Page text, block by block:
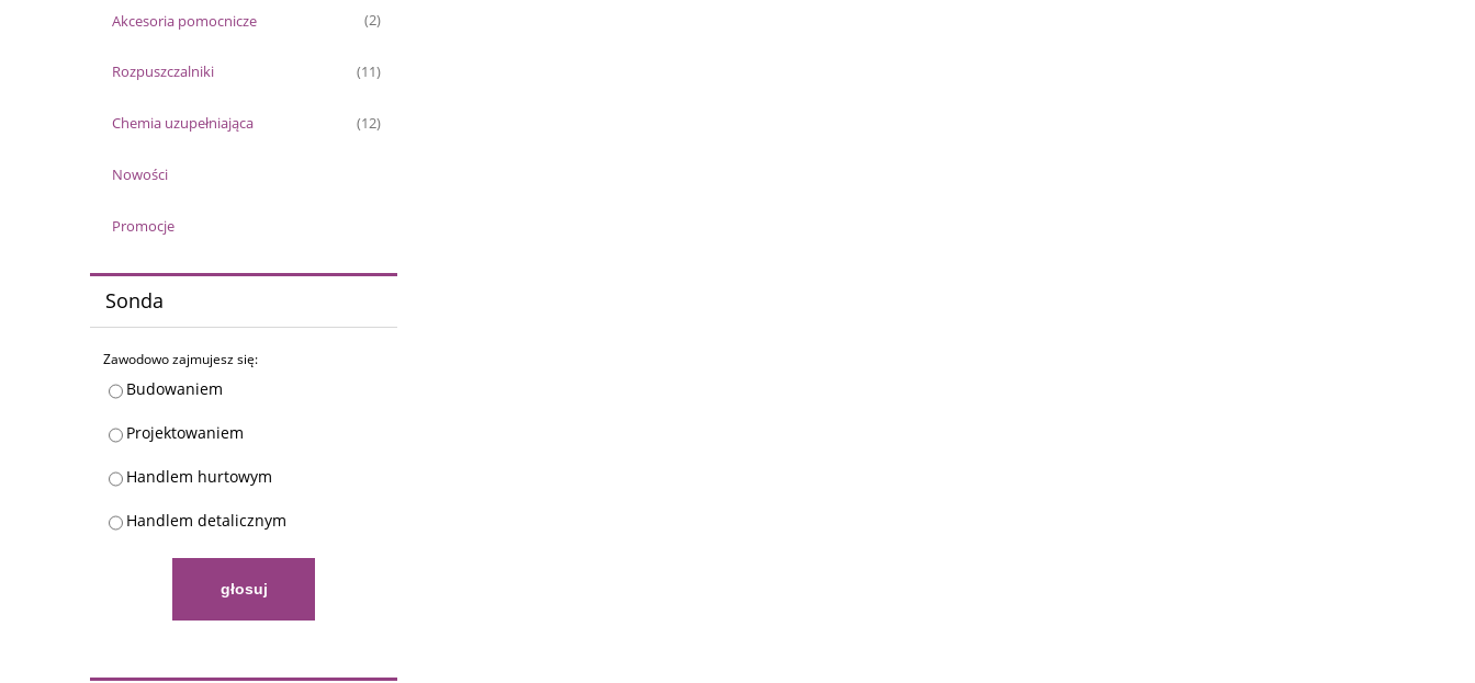
Akcesoria pomocnicze (2)
Rozpuszczalniki (11)
Chemia uzupełniająca (12)
Nowości
Promocje
Sonda
Zawodowo zajmujesz się:
Budowaniem
Projektowaniem
Handlem hurtowym
Handlem detalicznym
głosuj